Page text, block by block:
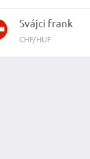
Svájci frank
CHF/HUF